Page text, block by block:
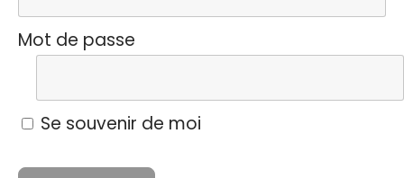
Mot de passe
Se souvenir de moi